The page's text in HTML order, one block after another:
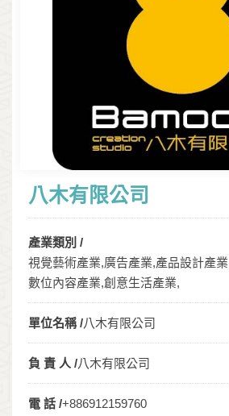
八木有限公司
產業類別 /
視覺藝術產業,廣告產業,產品設計產
數位內容產業,創意生活產業,
單位名稱 /八木有限公司
負 責 人 /八木有限公司
電 話 /+886912159760